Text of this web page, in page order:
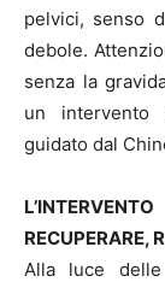
pelvici, senso
debole.
senza la
un intervento
guidato dal
RECUPERARE,
Alla luce